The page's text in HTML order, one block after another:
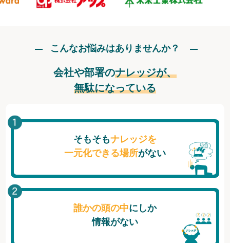
こんなお悩みはありませんか？
会社や部署のナレッジが、
無駄になっている
そもそもナレッジを
一元化できる場所がない
誰かの頭の中にしか
情報がない